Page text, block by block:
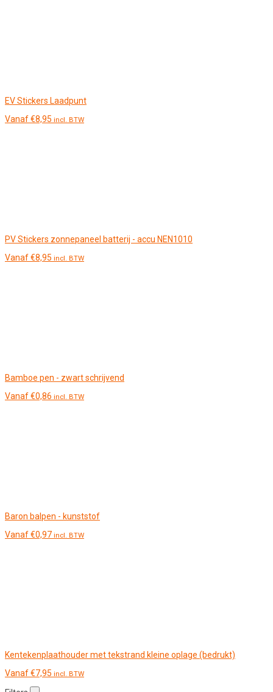
EV Stickers Laadpunt
Vanaf€8,95 incl. BTW
PV Stickers zonnepaneel batterij - accu NEN1010
Vanaf€8,95 incl. BTW
Bamboe pen - zwart schrijvend
Vanaf€0,86 incl. BTW
Baron balpen - kunststof
Vanaf€0,97 incl. BTW
Kentekenplaathouder met tekstrand kleine oplage (bedrukt)
Vanaf€7,95 incl. BTW